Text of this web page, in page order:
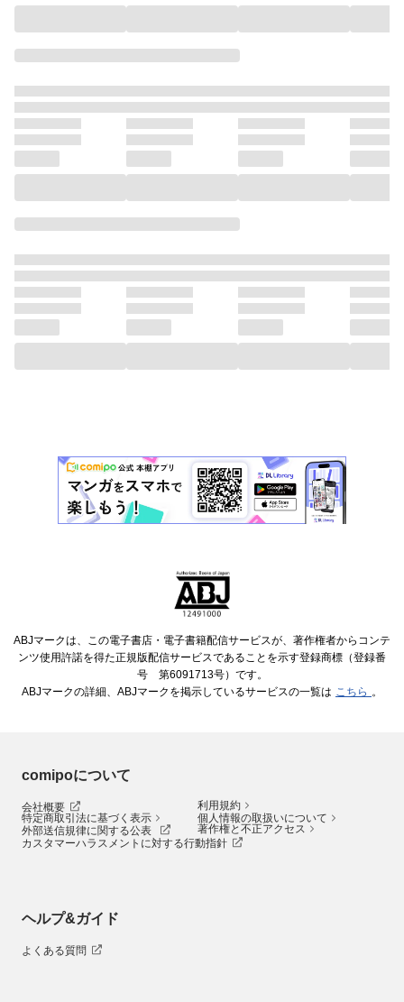
ABJマークは、この電子書店・電子書籍配信サービスが、著作権者からコンテ
ンツ使用許諾を得た正規版配信サービスであることを示す登録商標（登録番
号 第6091713号）です。
ABJマークの詳細、ABJマークを掲示しているサービスの一覧は こちら 。
comipoについて
会社概要
利用規約
特定商取引法に基づく表示
個人情報の取扱いについて
外部送信規律に関する公表
著作権と不正アクセス
カスタマーハラスメントに対する行動指針
ヘルプ&ガイド
よくある質問